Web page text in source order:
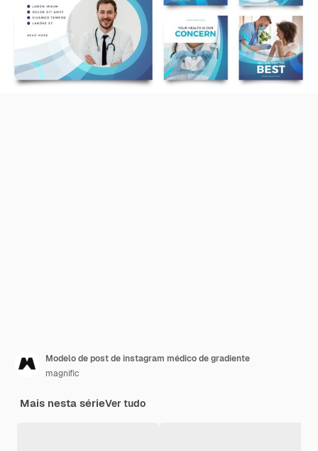
Modelo de post de instagram médico de gradiente
magnific
Mais nesta sérieVer tudo